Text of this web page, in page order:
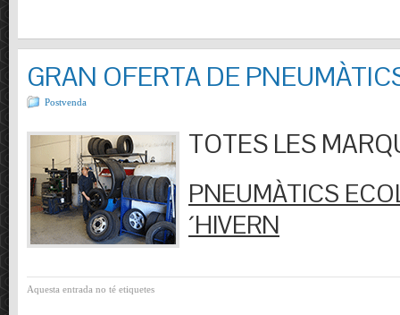
GRAN OFERTA DE
Postvenda
TOTES LES
PNEUMÀTICS
´HIVERN
Aquesta entrada no té etiquetes